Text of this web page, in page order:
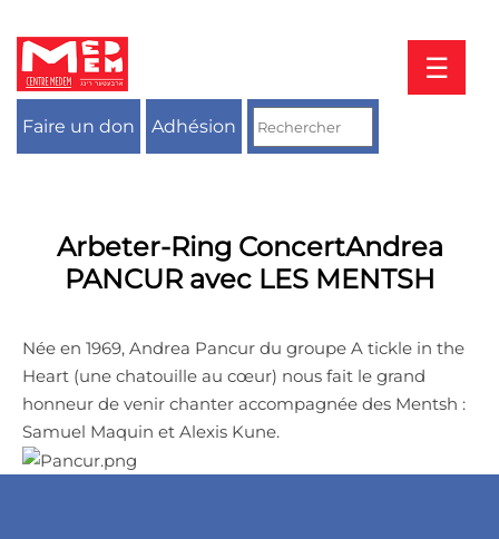
contenu
☰
Faire un don Adhésion
Arbeter-Ring ConcertAndrea
PANCUR avec LES MENTSH
Née en 1969, Andrea Pancur du groupe A tickle in the
Heart (une chatouille au cœur) nous fait le grand
honneur de venir chanter accompagnée des Mentsh :
Samuel Maquin et Alexis Kune.